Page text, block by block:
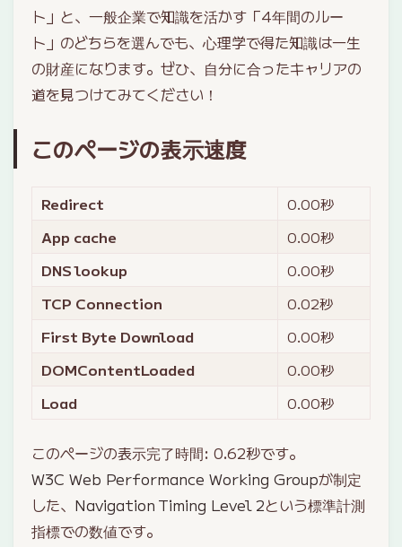
ト」と、一般企業で知識を活かす「4年間のルー
ト」のどちらを選んでも、心理学で得た知識は一生
の財産になります。ぜひ、自分に合ったキャリアの
道を見つけてみてください！
このページの表示速度
Redirect 0.00秒
App cache
0.00秒
DNS lookup
0.00秒
TCP Connection
0.02秒
First Byte Download
0.00秒
DOMContentLoaded
0.00秒
Load
0.00秒
このページの表示完了時間: 0.62秒です。
W3C Web Performance Working Groupが制定
した、 Navigation Timing Level 2という標準計測
指標での数値です。